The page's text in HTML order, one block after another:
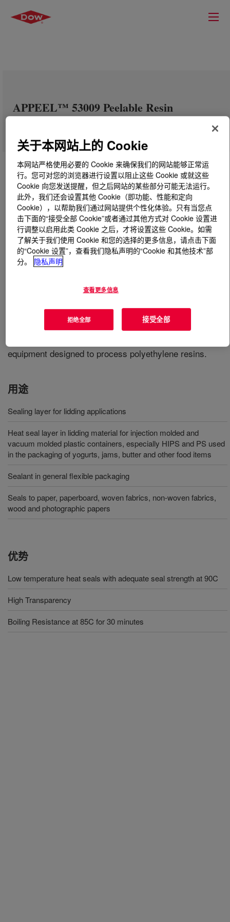
APPEEL™ 53009 Peelable Resin
什么是APPEEL™ 53009 Peelable Resin?
designed to function as a sealing layer for lidding
peelable seals to polypropylene, and moderate seals to
polystyrene, polyester, PVC and is available in pellet
equipment designed to process polyethylene resins.
用途
Sealing layer for lidding applications
Heat seal layer in lidding material for injection molded and
vacuum molded plastic containers, especially HIPS and PS used
in the packaging of yogurts, jams, butter and other food items
Sealant in general flexible packaging
Seals to paper, paperboard, woven fabrics, non-woven fabrics,
wood and photographic papers
优势
Low temperature heat seals with adequate seal strength at 90C
High Transparency
Boiling Resistance at 85C for 30 minutes
关于本网站上的 Cookie
本网站严格使用必要的 Cookie 来确保我们的网站能够正常运
行。您可对您的浏览器进行设置以阻止这些 Cookie 或就这些
Cookie 向您发送提醒，但之后网站的某些部分可能无法运行。
此外，我们还会设置其他 Cookie（即功能、性能和定向
Cookie），以帮助我们通过网站提供个性化体验。只有当您点
击下面的“接受全部 Cookie”或者通过其他方式对 Cookie 设置进
行调整以启用此类 Cookie 之后，才将设置这些 Cookie。如需
了解关于我们使用 Cookie 和您的选择的更多信息，请点击下面
的“Cookie 设置”，查看我们隐私声明的“Cookie 和其他技术”部
分。
隐私声明
查看更多信息
拒绝全部 接受全部